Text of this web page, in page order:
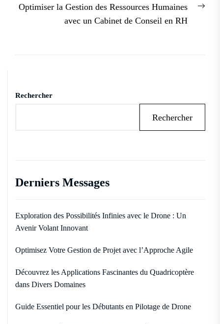
Optimiser la Gestion des Ressources Humaines
avec un Cabinet de Conseil en RH
Rechercher
Rechercher
Derniers Messages
Exploration des Possibilités Infinies avec le Drone : Un
Avenir Volant Innovant
Optimisez Votre Gestion de Projet avec l’Approche Agile
Découvrez les Applications Fascinantes du Quadricoptère
dans Divers Domaines
Guide Essentiel pour les Débutants en Pilotage de Drone